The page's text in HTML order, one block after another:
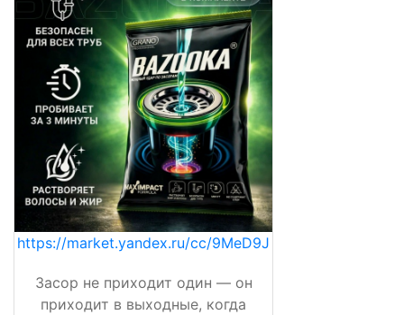
https://market.yandex.ru/cc/9MeD9J
Засор не приходит один — он
приходит в выходные, когда